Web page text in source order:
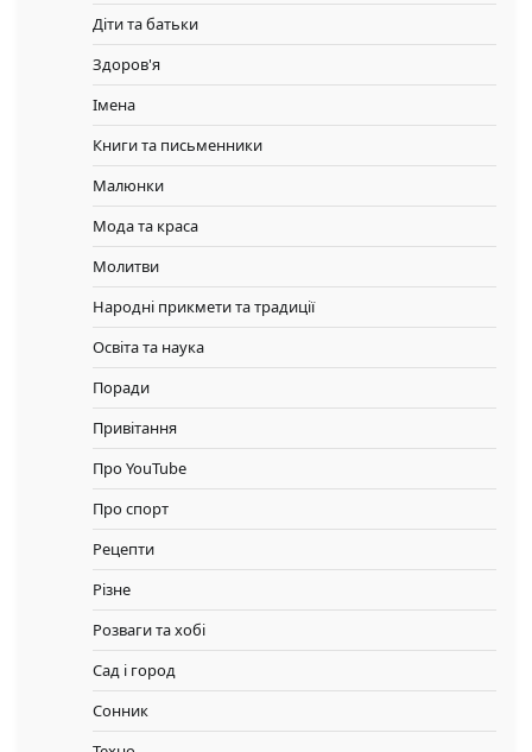
Діти та батьки
Здоров'я
Імена
Книги та письменники
Малюнки
Мода та краса
Молитви
Народні прикмети та традиції
Освіта та наука
Поради
Привітання
Про YouTube
Про спорт
Рецепти
Різне
Розваги та хобі
Сад і город
Сонник